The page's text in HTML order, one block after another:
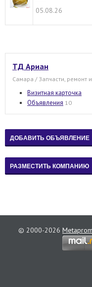
05.08.26
ТД Ариан
Самара / Запчасти, ремонт
Визитная карточка
Объявления 10
© 2000-2026